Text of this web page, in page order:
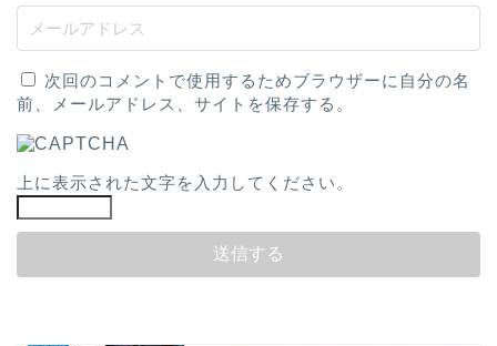
次回のコメントで使用するためブラウザーに自分の名
前、メールアドレス、サイトを保存する。
上に表示された文字を入力してください。